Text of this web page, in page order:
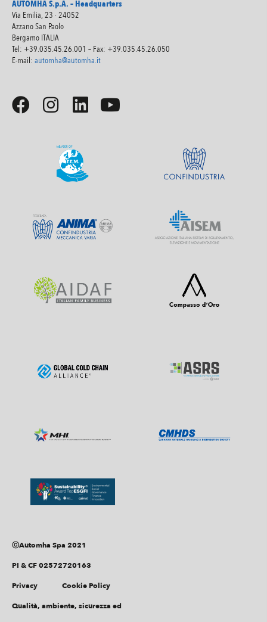
AUTOMHA S.p.A. – Headquarters
Via Emilia, 23 · 24052
Azzano San Paolo
Bergamo ITALIA
Tel: +39.035.45.26.001 – Fax: +39.035.45.26.050
E-mail: automha@automha.it
ⓒAutomha Spa 2021
PI & CF 02572720163
Privacy Cookie Policy
Qualità, ambiente, sicurezza ed